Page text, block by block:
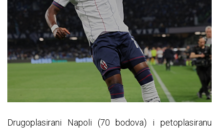
Drugoplasirani Napoli (70 bodova) i petoplasiranu